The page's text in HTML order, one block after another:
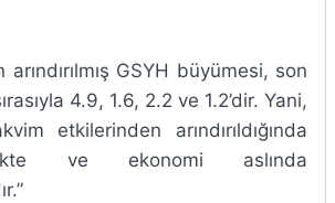
GSYH büyümesi, son
4.9, 1.6, 2.2 ve 1.2’dir. Yani,
etkilerinden arındırıldığında
ve ekonomi aslında